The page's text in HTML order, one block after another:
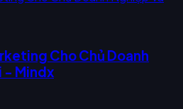
Cho Chủ Doanh
- Mindx